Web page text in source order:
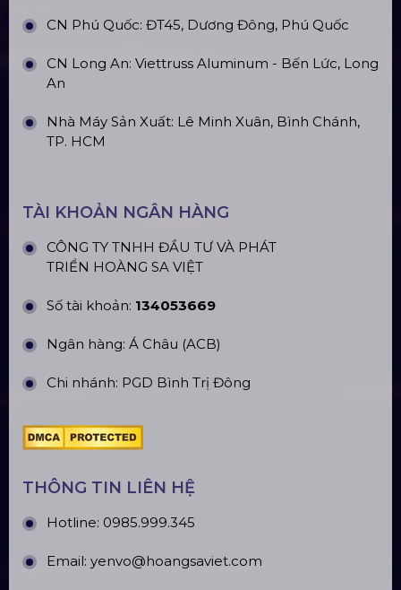
CN Phú Quốc: ĐT45, Dương Đông, Phú Quốc
CN Long An: Viettruss Aluminum - Bến Lức, Long
An
Nhà Máy Sản Xuất: Lê Minh Xuân, Bình Chánh,
TP. HCM
TÀI KHOẢN NGÂN HÀNG
CÔNG TY TNHH ĐẦU TƯ VÀ PHÁT
TRIỂN HOÀNG SA VIỆT
Số tài khoản: 134053669
Ngân hàng: Á Châu (ACB)
Chi nhánh: PGD Bình Trị Đông
THÔNG TIN LIÊN HỆ
Hotline: 0985.999.345
Email: yenvo@hoangsaviet.com